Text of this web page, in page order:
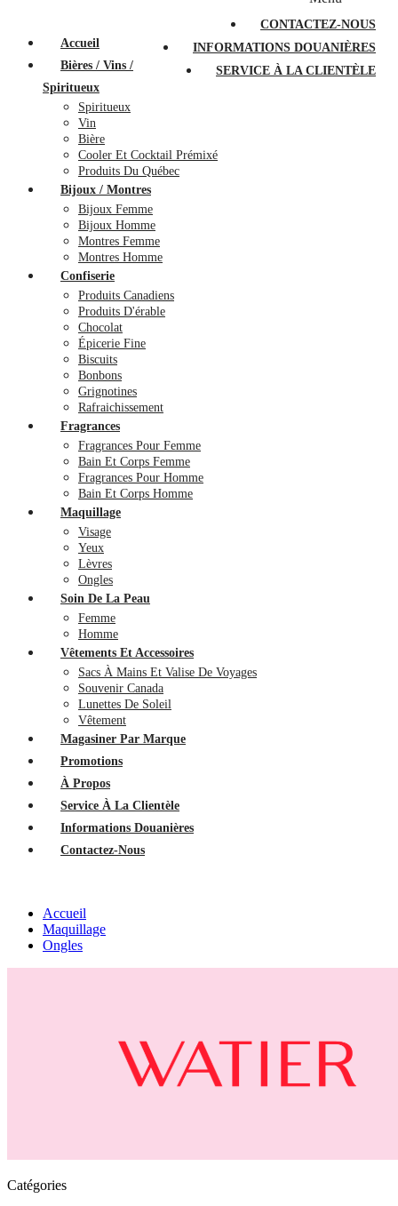
CONTACTEZ-NOUS
INFORMATIONS DOUANIÈRES
SERVICE À LA CLIENTÈLE
Accueil
Bières / Vins /
Spiritueux
Spiritueux
Vin
Bière
Cooler Et Cocktail Prémixé
Produits Du Québec
Bijoux / Montres
Bijoux Femme
Bijoux Homme
Montres Femme
Montres Homme
Confiserie
Produits Canadiens
Produits D'érable
Chocolat
Épicerie Fine
Biscuits
Bonbons
Grignotines
Rafraichissement
Fragrances
Fragrances Pour Femme
Bain Et Corps Femme
Fragrances Pour Homme
Bain Et Corps Homme
Maquillage
Visage
Yeux
Lèvres
Ongles
Soin De La Peau
Femme
Homme
Vêtements Et Accessoires
Sacs À Mains Et Valise De Voyages
Souvenir Canada
Lunettes De Soleil
Vêtement
Magasiner Par Marque
Promotions
À Propos
Service À La Clientèle
Informations Douanières
Contactez-Nous
Accueil
Maquillage
Ongles
Catégories